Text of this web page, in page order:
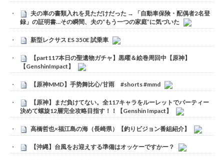
夫の車の書類入れを見ただけだった → 「自動車保険・配偶者2名登
録」の証明書…その瞬間、夫の“もう一つの家庭”に気づいた
新型レクサス ES 350E 試乗車
【part117本日の聖遺物ガチャ】黒曜＆絵巻周回中【原神】
【GenshinImpact】
【原神MMD】手势舞比心/甘雨 #shorts #mmd
【原神】まだ負けてない。全117キャラをルーレットでパーティー
決めて螺旋12層完全攻略目指す！！【Genshin Impact】
高橋哲也×福江島の海（長崎県）【釣りビジョン番組紹介】
【沖縄】台風をお迎えする準備はオッケーですかー？